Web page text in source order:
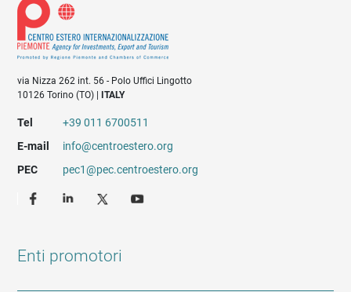
via Nizza 262 int. 56 - Polo Uffici Lingotto
10126 Torino (TO) |
ITALY
Tel
+39 011 6700511
E-mail
info@centroestero.org
PEC
pec1@pec.centroestero.org
Enti promotori